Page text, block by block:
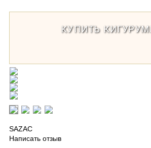
КУПИТЬ
SAZAC
Написать отзыв